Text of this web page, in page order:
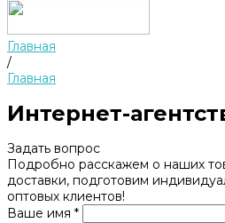
Главная
/
Главная
Интернет-
Задать вопрос
Подробно расскажем о наших
доставки, подготовим
оптовых клиентов!
Ваше имя *